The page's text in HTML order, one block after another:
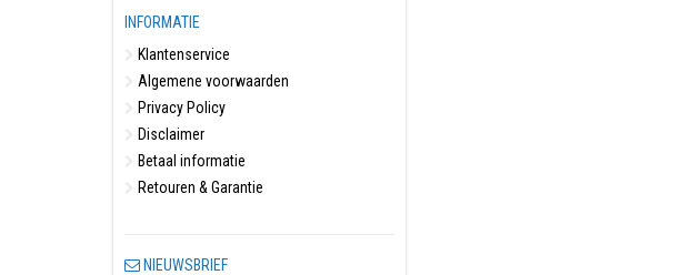
INFORMATIE
Klantenservice
Algemene voorwaarden
Privacy Policy
Disclaimer
Betaal informatie
Retouren & Garantie
NIEUWSBRIEF